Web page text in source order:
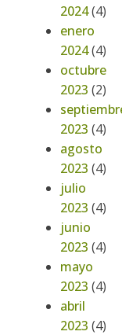
2024(4)
enero
2024(4)
octubre
2023 (2)
2023 (4)
agosto
2023 (4)
julio
2023 (4)
junio
2023 (4)
mayo
2023 (4)
abril
2023 (4)